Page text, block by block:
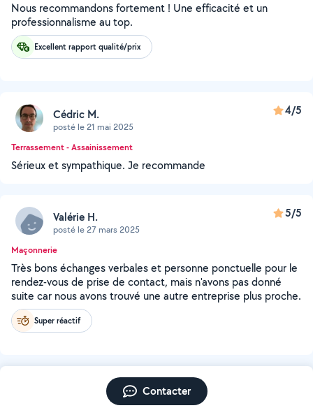
Nous recommandons fortement ! Une efficacité et un
professionnalisme au top.
Excellent rapport qualité/prix
Cédric M.
posté le 21 mai 2025
4/5
Terrassement - Assainissement
Sérieux et sympathique. Je recommande
Valérie H.
posté le 27 mars 2025
5/5
Maçonnerie
Très bons échanges verbales et personne ponctuelle pour le
rendez-vous de prise de contact, mais n'avons pas donné
suite car nous avons trouvé une autre entreprise plus proche.
Super réactif
Contacter